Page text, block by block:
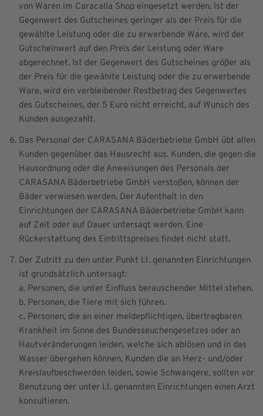
von Waren im Caracalla Shop eingesetzt werden. Ist der
Gegenwert des Gutscheines geringer als der Preis für die
gewählte Leistung oder die zu erwerbende Ware, wird der
Gutscheinwert auf den Preis der Leistung oder Ware
abgerechnet. Ist der Gegenwert des Gutscheines größer als
der Preis für die gewählte Leistung oder die zu erwerbende
Ware, wird ein verbleibender Restbetrag des Gegenwertes
des Gutscheines, der 5 Euro nicht erreicht, auf Wunsch des
Kunden ausgezahlt.
Das Personal der CARASANA Bäderbetriebe GmbH übt allen
Kunden gegenüber das Hausrecht aus. Kunden, die gegen die
Hausordnung oder die Anweisungen des Personals der
CARASANA Bäderbetriebe GmbH verstoßen, können der
Bäder verwiesen werden. Der Aufenthalt in den
Einrichtungen der CARASANA Bäderbetriebe GmbH kann
auf Zeit oder auf Dauer untersagt werden. Eine
Rückerstattung des Eintrittspreises findet nicht statt.
Der Zutritt zu den unter Punkt I.1. genannten Einrichtungen
ist grundsätzlich untersagt:
a. Personen, die unter Einfluss berauschender Mittel stehen.
b. Personen, die Tiere mit sich führen.
c. Personen, die an einer meldepflichtigen, übertragbaren
Krankheit im Sinne des Bundesseuchengesetzes oder an
Hautveränderungen leiden, welche sich ablösen und in das
Wasser übergehen können, Kunden die an Herz- und/oder
Kreislaufbeschwerden leiden, sowie Schwangere, sollten vor
Benutzung der unter I.1. genannten Einrichtungen einen Arzt
konsultieren.